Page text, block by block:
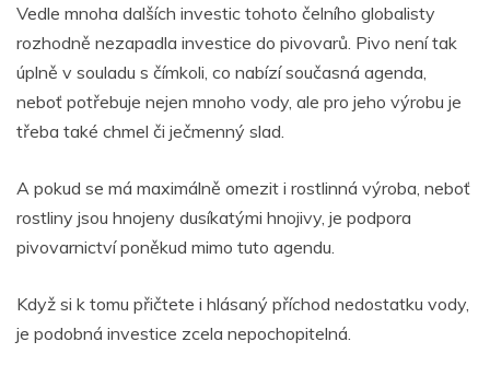
Vedle mnoha dalších investic tohoto čelního globalisty
rozhodně nezapadla investice do pivovarů. Pivo není tak
úplně v souladu s čímkoli, co nabízí současná agenda,
neboť potřebuje nejen mnoho vody, ale pro jeho výrobu je
třeba také chmel či ječmenný slad.
A pokud se má maximálně omezit i rostlinná výroba, neboť
rostliny jsou hnojeny dusíkatými hnojivy, je podpora
pivovarnictví poněkud mimo tuto agendu.
Když si k tomu přičtete i hlásaný příchod nedostatku vody,
je podobná investice zcela nepochopitelná.